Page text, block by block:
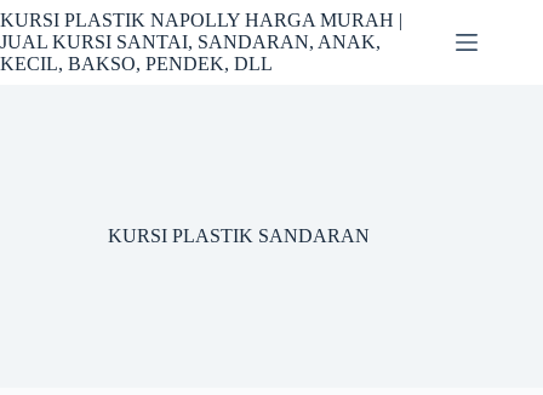
Skip
to
content
KURSI PLASTIK NAPOLLY HARGA MURAH |
JUAL KURSI SANTAI, SANDARAN, ANAK,
KECIL, BAKSO, PENDEK, DLL
KURSI PLASTIK SANDARAN